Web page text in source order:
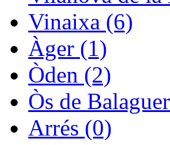
Vinaixa (6)
Àger (1)
Òden (2)
Òs de
Arrés (0)